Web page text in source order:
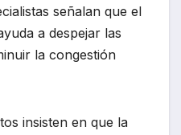
señalan que el
a despejar las
la congestión
insisten en que la